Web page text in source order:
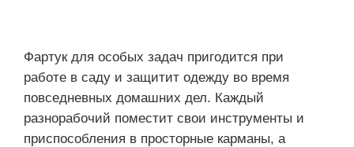
Фартук для особых задач пригодится при
работе в саду и защитит одежду во время
повседневных домашних дел. Каждый
разнорабочий поместит свои инструменты и
приспособления в просторные карманы, а